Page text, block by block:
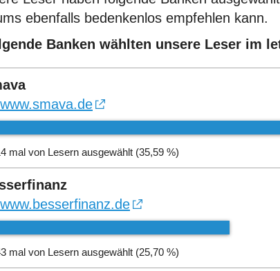
ebenfalls bedenkenlos empfehlen kann.
Banken wählten unsere Leser im
mal von Lesern ausgewählt (35,59 %)
mal von Lesern ausgewählt (25,70 %)